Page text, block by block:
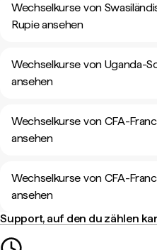
Wechselkurse von
Rupie ansehen
Wechselkurse von Uganda-
ansehen
Wechselkurse von CFA-
ansehen
Wechselkurse von CFA-
ansehen
Support, auf den du zählen